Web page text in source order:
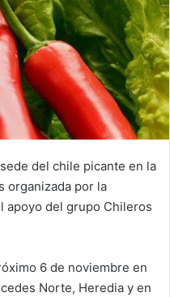
del chile picante en la
organizada por la
apoyo del grupo Chileros
6 de noviembre en
Norte, Heredia y en